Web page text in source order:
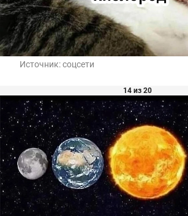
Источник:соцсети
14 из 20